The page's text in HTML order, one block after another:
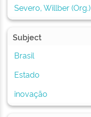
Severo, Willber (Org.)
Subject
Brasil
Estado
inovação